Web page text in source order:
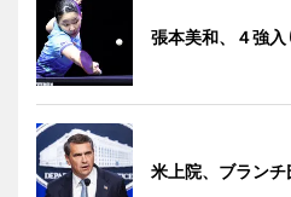
張本美和、４強入
米上院、ブラン